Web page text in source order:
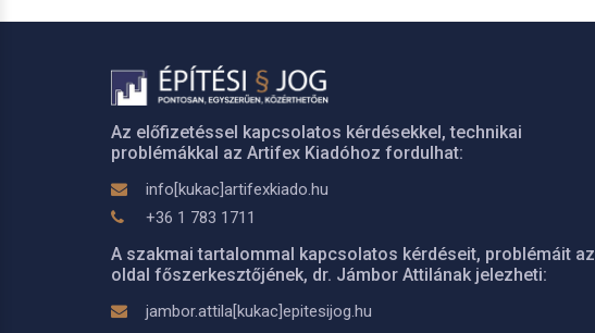
Az előfizetéssel kapcsolatos kérdésekkel, technikai
problémákkal az Artifex Kiadóhoz fordulhat:
info[kukac]artifexkiado.hu
+36 1 783 1711
A szakmai tartalommal kapcsolatos kérdéseit, problémáit az
oldal főszerkesztőjének, dr. Jámbor Attilának jelezheti:
jambor.attila[kukac]epitesijog.hu